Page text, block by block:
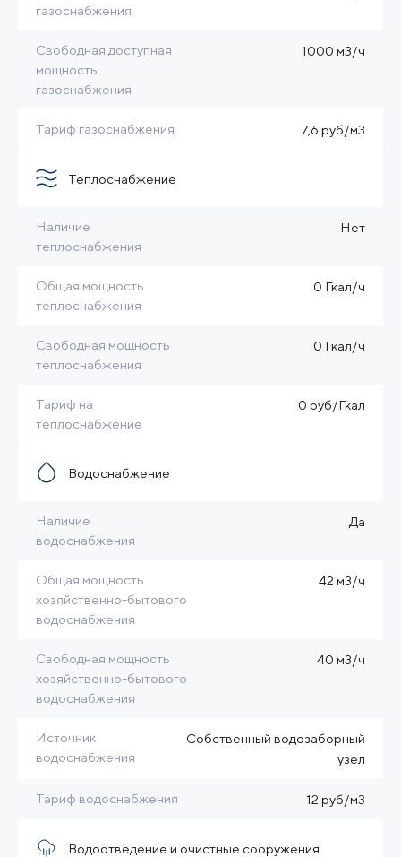
газоснабжения
Свободная доступная
мощность
газоснабжения
1000 м3/ч
Тариф газоснабжения 7,6 руб/м3
Теплоснабжение
Наличие
теплоснабжения
Нет
Общая мощность
теплоснабжения
0 Гкал/ч
Свободная мощность
теплоснабжения
0 Гкал/ч
Тариф на
теплоснабжение
0 руб/Гкал
Водоснабжение
Наличие
водоснабжения
Да
Общая мощность
хозяйственно-бытового
водоснабжения
42 м3/ч
Свободная мощность
хозяйственно-бытового
водоснабжения
40 м3/ч
Источник
водоснабжения
Собственный водозаборный
узел
Тариф водоснабжения 12 руб/м3
Водоотведение и очистные сооружения